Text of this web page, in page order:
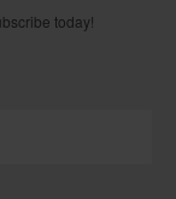
today!